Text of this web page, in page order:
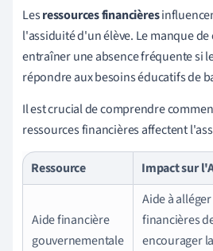
Lesressources financières
l'assiduité d'un élève. Le manque
entraîner une absence fréquente si
répondre aux besoins éducatifs de
Il est crucial de comprendre
ressources financières affectent
Ressource Impact sur
Aide financière
gouvernementale
Aide à
financières
encourager